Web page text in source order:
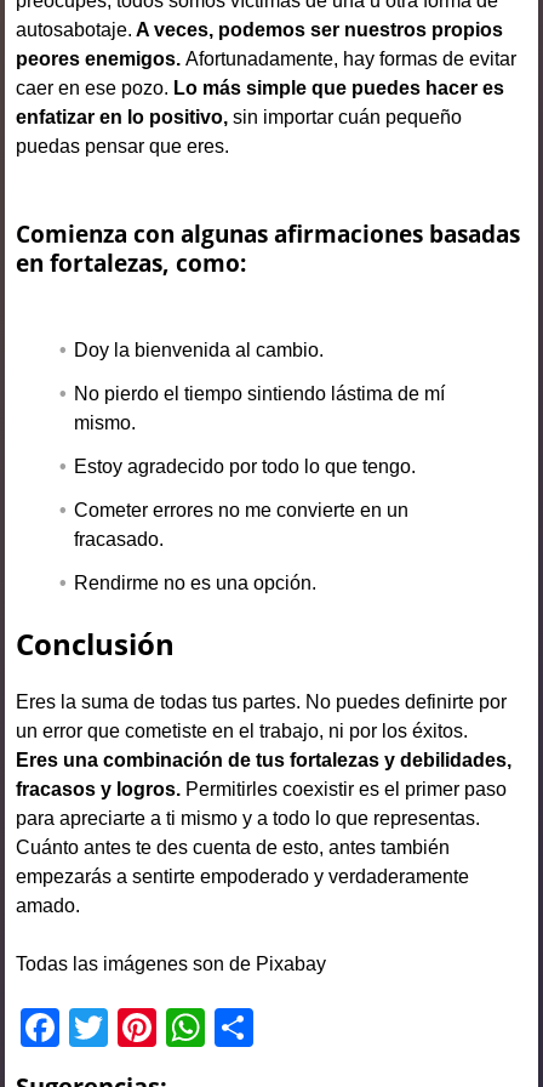
autosabotaje. A veces, podemos ser nuestros propios
peores enemigos.Afortunadamente, hay formas de evitar
caer en ese pozo. Lo más simple que puedes hacer es
enfatizar en lo positivo,sin importar cuán pequeño
puedas pensar que eres.
Comienza con algunas afirmaciones basadas
en fortalezas, como:
Doy la bienvenida al cambio.
No pierdo el tiempo sintiendo lástima de mí
mismo.
Estoy agradecido por todo lo que tengo.
Cometer errores no me convierte en un
fracasado.
Rendirme no es una opción.
Conclusión
Eres la suma de todas tus partes. No puedes definirte por
un error que cometiste en el trabajo, ni por los éxitos.
Eres una combinación de tus fortalezas y debilidades,
fracasos y logros. Permitirles coexistir es el primer paso
para apreciarte a ti mismo y a todo lo que representas.
Cuánto antes te des cuenta de esto, antes también
empezarás a sentirte empoderado y verdaderamente
amado.
Todas las imágenes son de Pixabay
F
T
wi
Pi W